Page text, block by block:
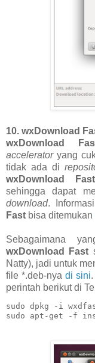
10. wxDownload
wxDownload
acceleratoryang
tidak ada di
wxDownload Fast
sehingga dapat
download.
Fast bisa ditemukan
Sebagaimana
wxDownload Fast
Natty), jadi untuk
file *.deb-nya di sini
perintah berikut di
sudo dpkg -i
sudo apt-get -f